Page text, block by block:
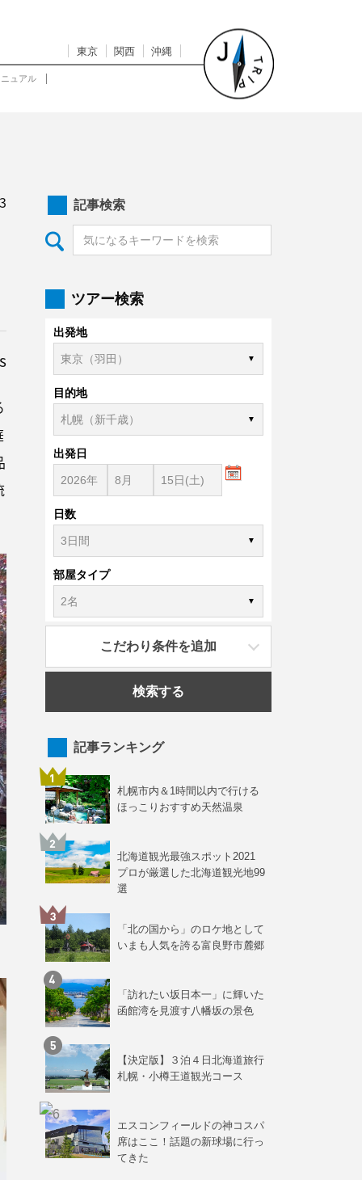
東京 関西 沖縄
ュアル
記事検索
ツアー検索
出発地
目的地
出発日
日数
部屋タイプ
こだわり条件を追加
検索する
記事ランキング
札幌市内＆1時間以内で行ける
ほっこりおすすめ天然温泉
北海道観光最強スポット2021
プロが厳選した北海道観光地99
選
「北の国から」のロケ地として
いまも人気を誇る富良野市麓郷
「訪れたい坂日本一」に輝いた
函館湾を見渡す八幡坂の景色
【決定版】３泊４日北海道旅行
札幌・小樽王道観光コース
エスコンフィールドの神コスパ
席はここ！話題の新球場に行っ
てきた